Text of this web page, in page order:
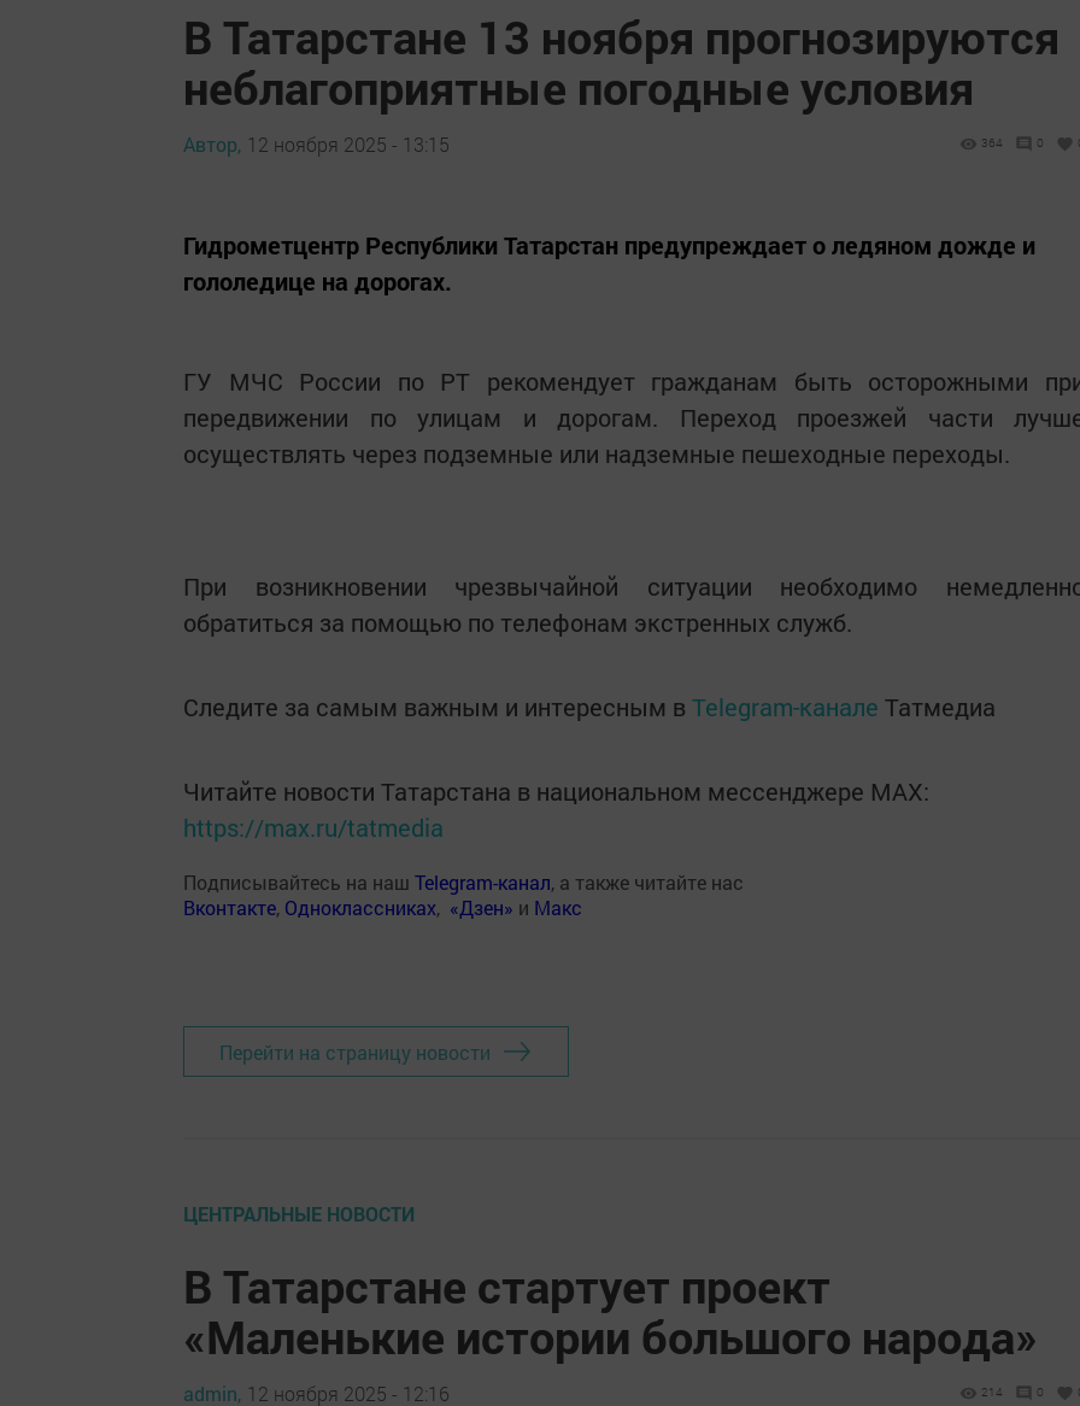
В Татарстане 13 ноября прогнозируются
неблагоприятные погодные условия
Автор, 12 ноября 2025 - 13:15 364 0
Гидрометцентр Республики Татарстан предупреждает о ледяном дожде и
гололедице на дорогах.
ГУ МЧС России по РТ рекомендует гражданам быть осторожными
передвижении по улицам и дорогам. Переход проезжей части
осуществлять через подземные или надземные пешеходные переходы.
При возникновении чрезвычайной ситуации необходимо
обратиться за помощью по телефонам экстренных служб.
Следите за самым важным и интересным в Telegram-канале Татмедиа
Читайте новости Татарстана в национальном мессенджере MАХ:
https://max.ru/tatmedia
Подписывайтесь на наш Telegram-канал, а также читайте нас
Вконтакте, Одноклассниках, «Дзен» и Макс
Перейти на страницу новости
ЦЕНТРАЛЬНЫЕ НОВОСТИ
В Татарстане стартует проект
«Маленькие истории большого народа»
admin, 12 ноября 2025 - 12:16 214 0